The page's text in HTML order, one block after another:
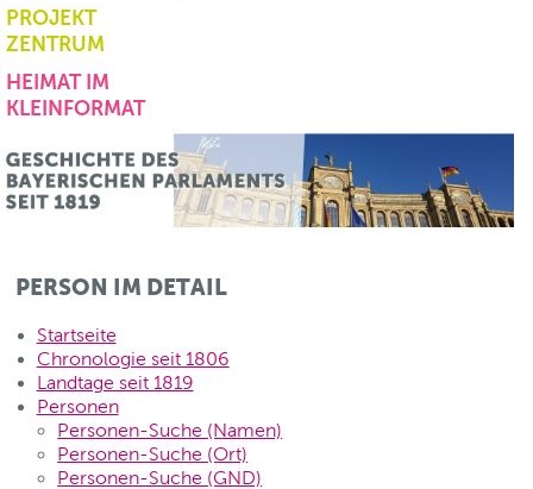
PROJEKT
ZENTRUM
HEIMAT IM
KLEINFORMAT
PERSON IM DETAIL
Startseite
Chronologie seit 1806
Landtage seit 1819
Personen
Personen-Suche (Namen)
Personen-Suche (Ort)
Personen-Suche (GND)